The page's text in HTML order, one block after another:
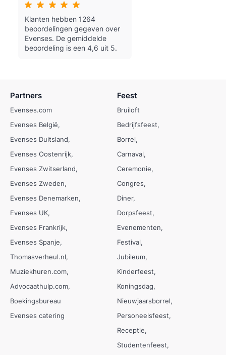
Klanten hebben 1264
beoordelingen gegeven over
Evenses. De gemiddelde
beoordeling is een 4,6 uit 5.
Partners
Evenses.com
Evenses België
Evenses Duitsland
Evenses Oostenrijk
Evenses Zwitserland
Evenses Zweden
Evenses Denemarken
Evenses UK
Evenses Frankrijk
Evenses Spanje
Thomasverheul.nl
Muziekhuren.com
Advocaathulp.com
Boekingsbureau
Evenses catering
Feest
Bruiloft
Bedrijfsfeest
Borrel
Carnaval
Ceremonie
Congres
Diner
Dorpsfeest
Evenementen
Festival
Jubileum
Kinderfeest
Koningsdag
Nieuwjaarsborrel
Personeelsfeest
Receptie
Studentenfeest